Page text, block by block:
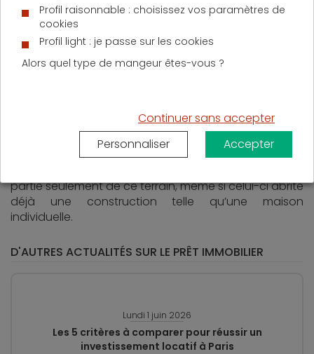
Sauf si le Gouvernement envisage de reconduire le
dispositif dans les mois à venir, l’abattement est
prévu pour s’appliquer à toutes les ventes réalisées
entre le 1er janvier 2018 et le 31 décembre 2020. Quant
à la cession, ou la démolition des constructions
A noter que l’abattement d’impôt est calculé sur le
montant de la plus-value immobilière nette
imposable. Les propriétaires d’un grand terrain situé
partie seulement de ce terrain, même si celui-ci abrite
déjà une construction telle qu’une maison
individuelle.
D'AUTRES ACTUALITÉS SUR LE PRÊT IMMOBILIER
Lundi 1 juin 2026
Les 5 critères à comparer pour réussir un
investissement locatif à Paris
Profil raisonnable : choisissez vos paramètres de
cookies
Profil light : je passe sur les cookies
Alors quel type de mangeur êtes-vous ?
Continuer sans accepter
Personnaliser
Accepter